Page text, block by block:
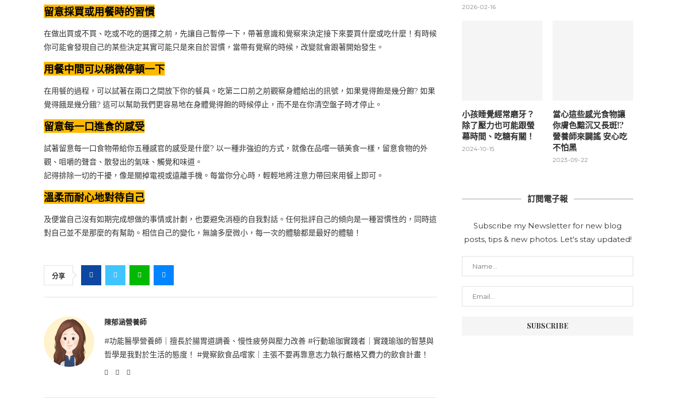
留意採買或用餐時的習慣
在做出買或不買、吃或不吃的選擇之前，先讓自己暫停一下，帶著意識和覺察來決定接下來要買什麼或吃什麼！有時候
你可能會發現自己的某些決定其實可能只是來自於習慣，當帶有覺察的時候，改變就會跟著開始發生。
用餐中間可以稍微停頓一下
在用餐的過程，可以試著在兩口之間放下你的餐具。吃第二口前之前觀察身體給出的訊號，如果覺得飽是幾分飽? 如果
覺得餓是幾分餓? 這可以幫助我們更容易地在身體覺得飽的時候停止，而不是在你清空盤子時才停止。
留意每一口進食的感受
試著留意每一口食物帶給你五種感官的感受是什麼? 以一種非強迫的方式，就像在品嚐一頓美食一樣，留意食物的外
觀、咀嚼的聲音、散發出的氣味、觸覺和味道。
記得排除一切的干擾，像是關掉電視或遠離手機。每當你分心時，輕輕地將注意力帶回來用餐上即可。
溫柔而耐心地對待自己
及便當自己沒有如期完成想做的事情或計劃，也要避免消極的自我對話。任何批評自己的傾向是一種習慣性的，同時這
對自己並不是那麼的有幫助。相信自己的變化，無論多麼微小，每一次的體驗都是最好的體驗！
分享
陳郁涵營養師
#功能醫學營養師｜擅長於腸胃道調養、慢性疲勞與壓力改善 #行動瑜珈實踐者｜實踐瑜珈的智慧與
哲學是我對於生活的態度！ #覺察飲食品嚐家｜主張不要再靠意志力執行嚴格又費力的飲食計畫！
2026-02-16
小孩睡覺經常磨牙？
除了壓力也可能跟螢
幕時間、吃糖有關！
2024-10-15
當心這些感光食物讓
你膚色黯沉又長斑!?
營養師來闢謠 安心吃
不怕黑
2023-09-22
訂閱電子報
Subscribe my Newsletter for new blog
posts, tips & new photos. Let's stay updated!